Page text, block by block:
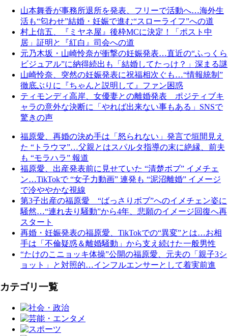
山本舞香が事務所退所を発表、フリーで活動へ…海外生
活も“匂わせ”結婚・妊娠で進む“スローライフ”への道
村上信五、『ミヤネ屋』後枠MCに決定！「ポスト中
居」証明と『紅白』司会への道
元乃木坂・山崎怜奈が衝撃の妊娠発表…直近の“ふっくら
ビジュアル”に納得続出も「結婚してたっけ？」深まる謎
山崎怜奈、突然の妊娠発表に祝福相次ぐも…“情報統制”
徹底ぶりに『ちゃんと説明して』ファン困惑
ティモンディ高岸、女優妻との離婚発表 ポジティブキ
ャラの意外な決断に「やれば出来ない事もある」SNSで
驚きの声
福原愛、再婚の決め手は「怒られない」発言で垣間見え
た “トラウマ”…父親とはスパルタ指導の末に絶縁、前夫
も “モラハラ” 報道
福原愛、出産発表前に見せていた “清楚ボブ” イメチェ
ン…TikTokで “女子力動画” 連発も “泥沼離婚” イメージ
で冷ややかな視線
第3子出産の福原愛 “ばっさりボブ”へのイメチェン姿に
騒然…“連れ去り騒動”から4年、悲願のイメージ回復へ再
スタート
再婚・妊娠発表の福原愛、TikTokでの“異変”とは…お相
手は「不倫疑惑＆離婚騒動」から支え続けた一般男性
“たけのこニョッキ体操”公開の福原愛、元夫の「親子3シ
ョット」と対照的…インフルエンサーとして着実前進
カテゴリ一覧